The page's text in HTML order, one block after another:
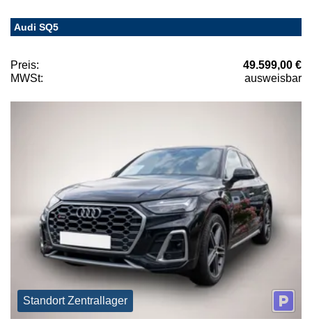
Audi SQ5
Preis:
49.599,00 €
MWSt:
ausweisbar
Standort Zentrallager